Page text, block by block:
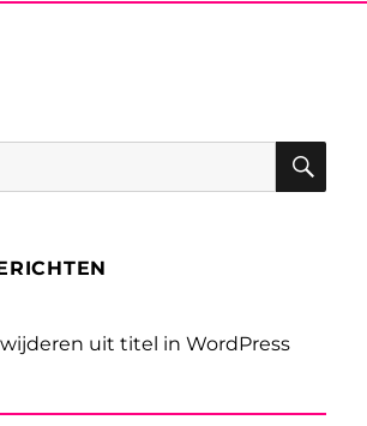
uit titel in WordPress